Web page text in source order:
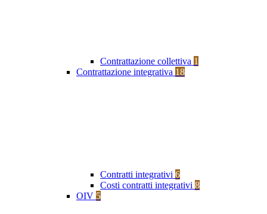
Contrattazione collettiva 1
Contrattazione integrativa 18
Contratti integrativi 6
Costi contratti integrativi 8
OIV 5